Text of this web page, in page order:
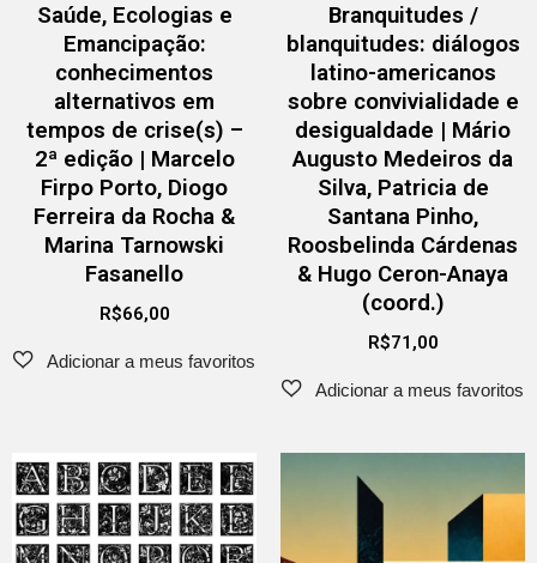
Saúde, Ecologias e
Emancipação:
conhecimentos
alternativos em
tempos de crise(s) –
2ª edição | Marcelo
Firpo Porto, Diogo
Ferreira da Rocha &
Marina Tarnowski
Fasanello
R$66,00
Branquitudes /
blanquitudes: diálogos
latino-americanos
sobre convivialidade e
desigualdade | Mário
Augusto Medeiros da
Silva, Patricia de
Santana Pinho,
Roosbelinda Cárdenas
& Hugo Ceron-Anaya
(coord.)
R$71,00